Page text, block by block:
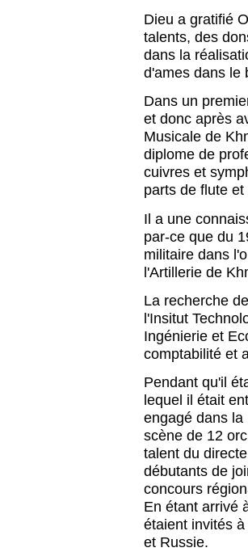
Dieu a gratifié
talents, des
dans la
d'ames dans le
Dans un
et donc après
Musicale de
diplome de
cuivres et
parts de flute
Il a une
par-ce que du
militaire dans
l'Artillerie de
La recherche
l'Insitut
Ingénierie et
comptabilité et
Pendant qu'il
lequel il était
engagé dans
scène de 12
talent du
débutants de
concours
En étant arrivé
étaient invités
et Russie.